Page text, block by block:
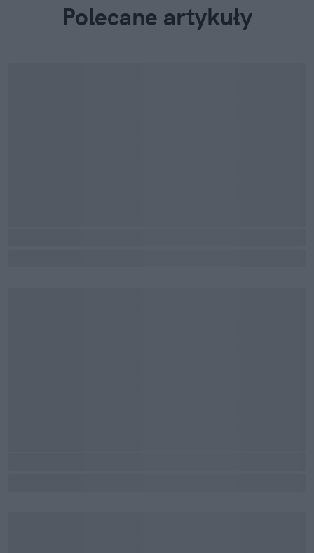
Polecane artykuły